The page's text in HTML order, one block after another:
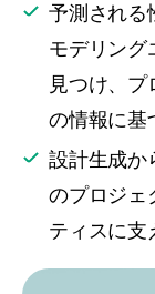
予測される
モデリング
見つけ、
の情報に基
設計生成か
のプロジェ
ティスに支